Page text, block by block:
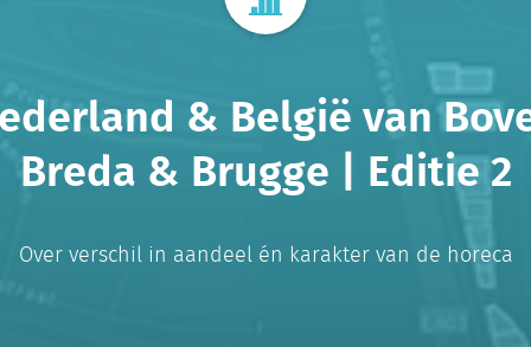
& België van
Breda & Brugge | Editie 2
Over verschil in aandeel én karakter van de horeca